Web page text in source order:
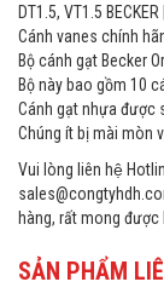
DT1.5, VT1.5
Cánh vanes chính
Bộ cánh gạt Becker
Bộ này bao gồm 10
Cánh gạt nhựa được
Chúng ít bị mài mòn
Vui lòng liên hệ
hàng, rất mong
SẢN PHẨM